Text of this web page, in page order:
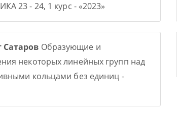
23 - 24, 1 курс - «2023»
Образующие и
некоторых линейных групп над
кольцами без единиц -